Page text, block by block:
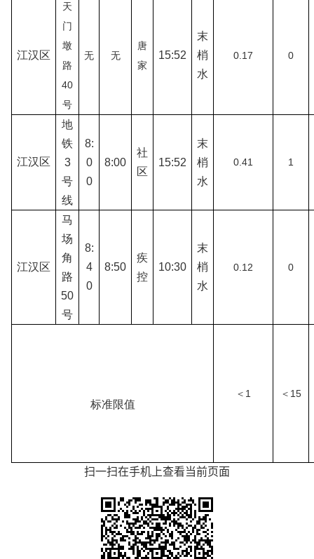
江汉区
天
门
墩
路
40
号
无 无
唐
家
15:52
末
梢
水
0.17 0
江汉区
地
铁
3
号
线
8:
0
0
8:00
社
区
15:52
末
梢
水
0.41 1
江汉区
马
场
角
路
50
号
8:
4
0
8:50
疾
控
10:30
末
梢
水
0.12 0
标准限值
＜1 ＜15
扫一扫在手机上查看当前页面